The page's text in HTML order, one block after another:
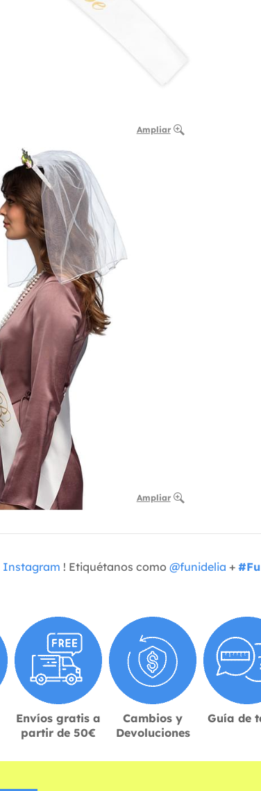
Ampliar
Ampliar
Instagram ! Etiquétanos como @funidelia +
Envíos gratis a
partir de 50€
Cambios y
Devoluciones
Guía de